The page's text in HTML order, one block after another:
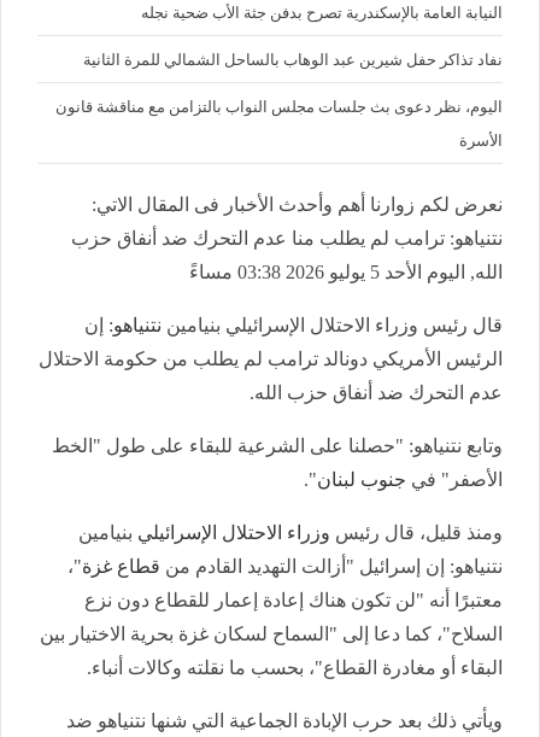
النيابة العامة بالإسكندرية تصرح بدفن جثة الأب ضحية نجله
نفاد تذاكر حفل شيرين عبد الوهاب بالساحل الشمالي للمرة الثانية
اليوم، نظر دعوى بث جلسات مجلس النواب بالتزامن مع مناقشة قانون
الأسرة
نعرض لكم زوارنا أهم وأحدث الأخبار فى المقال الاتي:
نتنياهو: ترامب لم يطلب منا عدم التحرك ضد أنفاق حزب
الله, اليوم الأحد 5 يوليو 2026 03:38 مساءً
قال رئيس وزراء الاحتلال الإسرائيلي بنيامين نتنياهو: إن
الرئيس الأمريكي دونالد ترامب لم يطلب من حكومة الاحتلال
عدم التحرك ضد أنفاق حزب الله.
وتابع نتنياهو: "حصلنا على الشرعية للبقاء على طول "الخط
الأصفر" في جنوب لبنان".
ومنذ قليل، قال رئيس وزراء الاحتلال الإسرائيلي بنيامين
نتنياهو: إن إسرائيل "أزالت التهديد القادم من قطاع غزة"،
معتبرًا أنه "لن تكون هناك إعادة إعمار للقطاع دون نزع
السلاح"، كما دعا إلى "السماح لسكان غزة بحرية الاختيار بين
البقاء أو مغادرة القطاع"، بحسب ما نقلته وكالات أنباء.
ويأتي ذلك بعد حرب الإبادة الجماعية التي شنها نتنياهو ضد